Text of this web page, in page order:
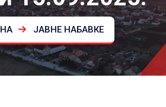
ЈАВНЕ НАБАВКЕ